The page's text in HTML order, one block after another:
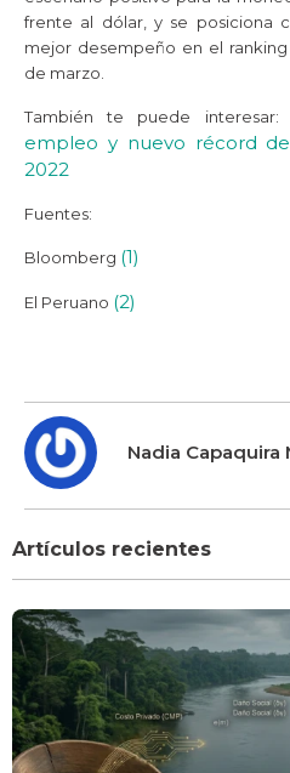
frente al dólar, y se posiciona
mejor desempeño en el
de marzo.
También te puede interesar:
empleo y nuevo récord
2022
Fuentes:
Bloomberg (1)
El Peruano (2)
Nadia Capaquira
Artículos recientes